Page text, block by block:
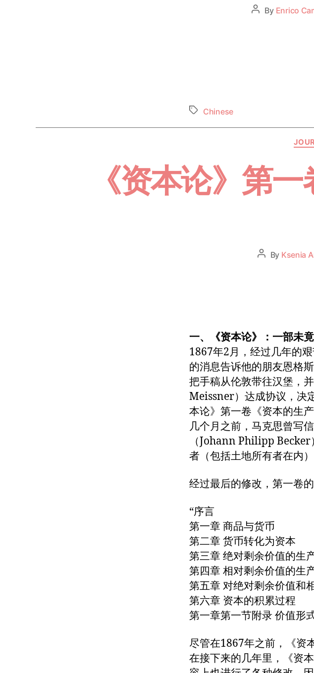
By Enrico
Chinese
《资本论》第
By Ksenia
一、《资本论》：一部未
1867年2月，经过几年的
的消息告诉他的朋友恩格
把手稿从伦敦带往汉堡，
Meissner）达成协议，决
本论》第一卷《资本的生
几个月之前，马克思曾写
（Johann Philipp
者（包括土地所有者在内
经过最后的修改，第一卷
“序言
第一章 商品与货币
第二章 货币转化为资本
第三章 绝对剩余价值的生
第四章 相对剩余价值的生
第五章 对绝对剩余价值和
第六章 资本的积累过程
第一章第一节附录 价值形
尽管在1867年之前，《资
在接下来的几年里，《资